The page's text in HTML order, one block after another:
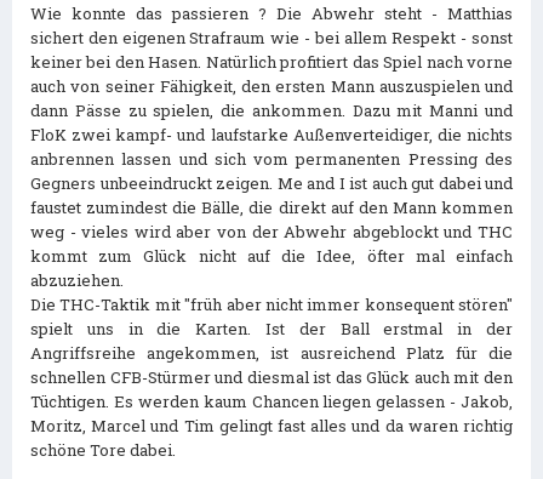
Wie konnte das passieren ? Die Abwehr steht - Matthias
sichert den eigenen Strafraum wie - bei allem Respekt - sonst
keiner bei den Hasen. Natürlich profitiert das Spiel nach vorne
auch von seiner Fähigkeit, den ersten Mann auszuspielen und
dann Pässe zu spielen, die ankommen. Dazu mit Manni und
FloK zwei kampf- und laufstarke Außenverteidiger, die nichts
anbrennen lassen und sich vom permanenten Pressing des
Gegners unbeeindruckt zeigen. Me and I ist auch gut dabei und
faustet zumindest die Bälle, die direkt auf den Mann kommen
weg - vieles wird aber von der Abwehr abgeblockt und THC
kommt zum Glück nicht auf die Idee, öfter mal einfach
abzuziehen.
Die THC-Taktik mit "früh aber nicht immer konsequent stören"
spielt uns in die Karten. Ist der Ball erstmal in der
Angriffsreihe angekommen, ist ausreichend Platz für die
schnellen CFB-Stürmer und diesmal ist das Glück auch mit den
Tüchtigen. Es werden kaum Chancen liegen gelassen - Jakob,
Moritz, Marcel und Tim gelingt fast alles und da waren richtig
schöne Tore dabei.